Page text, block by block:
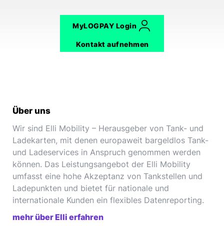
MyLOGPAY Login
Kontakt aufnehmen
Über uns
Wir sind Elli Mobility – Herausgeber von Tank- und
Ladekarten, mit denen europaweit bargeldlos Tank-
und Ladeservices in Anspruch genommen werden
können. Das Leistungsangebot der Elli Mobility
umfasst eine hohe Akzeptanz von Tankstellen und
Ladepunkten und bietet für nationale und
internationale Kunden ein flexibles Datenreporting.
mehr über Elli erfahren